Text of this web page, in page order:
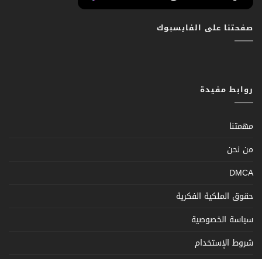
صفحتنا على الفايسبوك
روابط مفيدة
مهمتنا
من نحن
DMCA
حقوق الملكية الفكرية
سياسة الخصوصية
شروط الإستخدام